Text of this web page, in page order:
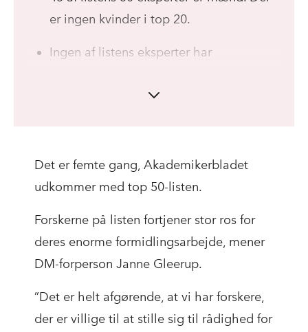
er ingen kvinder i top 20.
Ingen af listens eksperter har
Vil du vide mere om metoden bag
listen? Så læs her
Det er femte gang, Akademikerbladet
udkommer med top 50-listen.
Forskerne på listen fortjener stor ros for
deres enorme formidlingsarbejde, mener
DM-forperson Janne Gleerup.
”Det er helt afgørende, at vi har forskere,
der er villige til at stille sig til rådighed for